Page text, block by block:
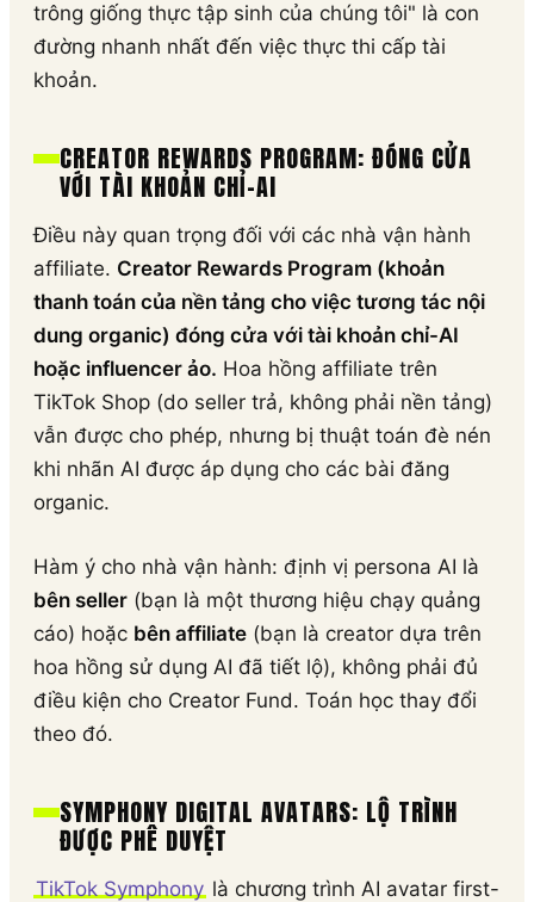
trông giống thực tập sinh của chúng tôi" là con
đường nhanh nhất đến việc thực thi cấp tài
khoản.
CREATOR REWARDS PROGRAM: ĐÓNG CỬA
VỚI TÀI KHOẢN CHỈ-AI
Điều này quan trọng đối với các nhà vận hành
affiliate. Creator Rewards Program (khoản
thanh toán của nền tảng cho việc tương tác nội
dung organic) đóng cửa với tài khoản chỉ-AI
hoặc influencer ảo. Hoa hồng affiliate trên
TikTok Shop (do seller trả, không phải nền tảng)
vẫn được cho phép, nhưng bị thuật toán đè nén
khi nhãn AI được áp dụng cho các bài đăng
organic.
Hàm ý cho nhà vận hành: định vị persona AI là
bên seller (bạn là một thương hiệu chạy quảng
cáo) hoặc bên affiliate (bạn là creator dựa trên
hoa hồng sử dụng AI đã tiết lộ), không phải đủ
điều kiện cho Creator Fund. Toán học thay đổi
theo đó.
SYMPHONY DIGITAL AVATARS: LỘ TRÌNH
ĐƯỢC PHÊ DUYỆT
TikTok Symphony là chương trình AI avatar first-